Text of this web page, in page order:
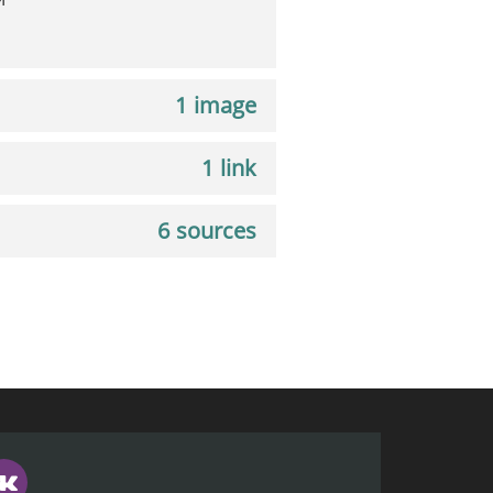
1 image
1 link
6 sources